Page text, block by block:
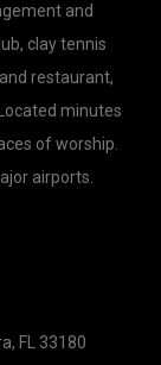
and
clay tennis
restaurant,
minutes
of worship.
airports.
FL 33180